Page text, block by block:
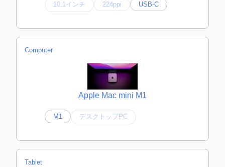
10.1インチ 224ppi USB-C
Computer
Apple Mac mini M1
M1 デスクトップPC
Tablet